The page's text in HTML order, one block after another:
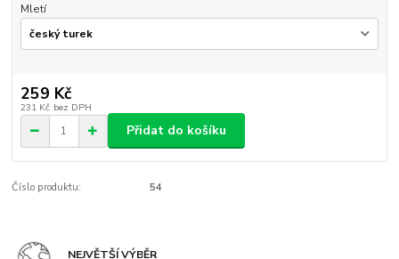
Mletí
259 Kč
231 Kč bez DPH
Přidat do košíku
Číslo produktu: 54
NEJVĚTŠÍ VÝBĚR